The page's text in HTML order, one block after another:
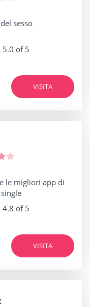
sesso
5.0 of 5
VISITA
le migliori app di
4.8 of 5
VISITA